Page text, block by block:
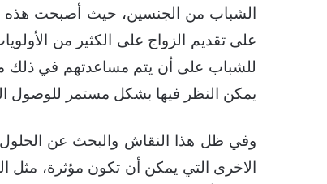
الشباب من الجنسين، حيث أصبحت هذه
على تقديم الزواج على الكثير من
للشباب على أن يتم مساعدتهم في ذلك
يمكن النظر فيها بشكل مستمر للوصول
وفي ظل هذا النقاش والبحث عن
الاخرى التي يمكن أن تكون مؤثرة، مثل